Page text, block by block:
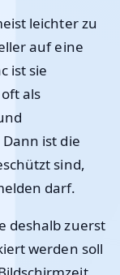
leichter zu
auf eine
ist sie
als
ist die
sind,
darf.
deshalb zuerst
werden soll